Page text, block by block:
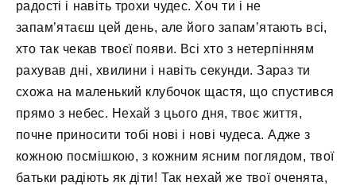
радості і навіть трохи чудес. Хоч ти і не
запам’ятаєш цей день, але його запам’ятають всі,
хто так чекав твоєї появи. Всі хто з нетерпінням
рахував дні, хвилини і навіть секунди. Зараз ти
схожа на маленький клубочок щастя, що спустився
прямо з небес. Нехай з цього дня, твоє життя,
почне приносити тобі нові і нові чудеса. Адже з
кожною посмішкою, з кожним ясним поглядом, твої
батьки радіють як діти! Так нехай же твої оченята,